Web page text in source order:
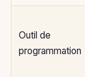
Outil de
programmation